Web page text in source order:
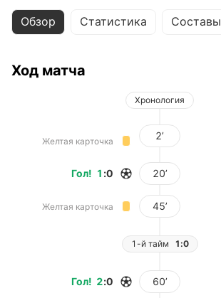
Обзор Статистика Составы
Ход матча
Хронология
Желтая карточка 2’
Гол! 1 :0 20’
Желтая карточка 45’
1-й тайм 1:0
Гол! 2:0 60’